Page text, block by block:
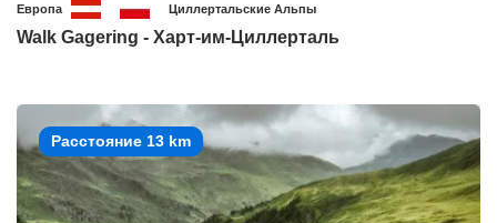
Европа Циллертальские Альпы
Walk Gagering - Харт-им-Циллерталь
Расстояние 13 km